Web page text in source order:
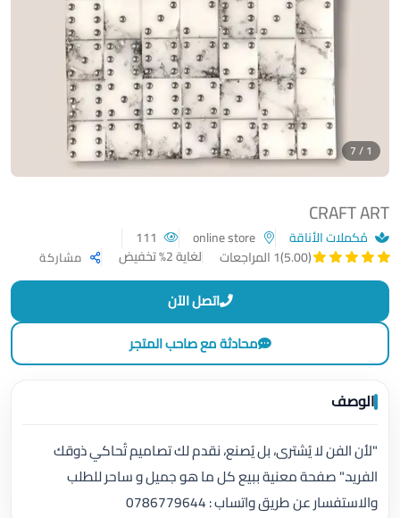
CRAFT ART
مُكملات الأناقة
(5.00)
1 المراجعات لغاية 2% تخفيض مشاركة
1 / 7
اتصل الآن
محادثة مع صاحب المتجر
الوصف
"لأن الفن لا يُشترى، بل يُصنع، نقدم لك تصاميم تُحاكي ذوقك
الفريد." صفحة معنية ببيع كل ما هو جميل و ساحر للطلب
والاستفسار عن طريق واتساب : 0786779644